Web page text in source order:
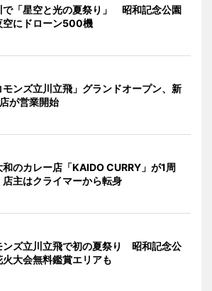
で「星空と光の夏祭り」 昭和記念公園
空にドローン500機
モンズ立川立飛」グランドオープン、新
が営業開始
和のカレー店「KAIDO CURRY」が1周
主はクライマーから転身
ンズ立川立飛で初の夏祭り 昭和記念公
火大会無料鑑賞エリアも